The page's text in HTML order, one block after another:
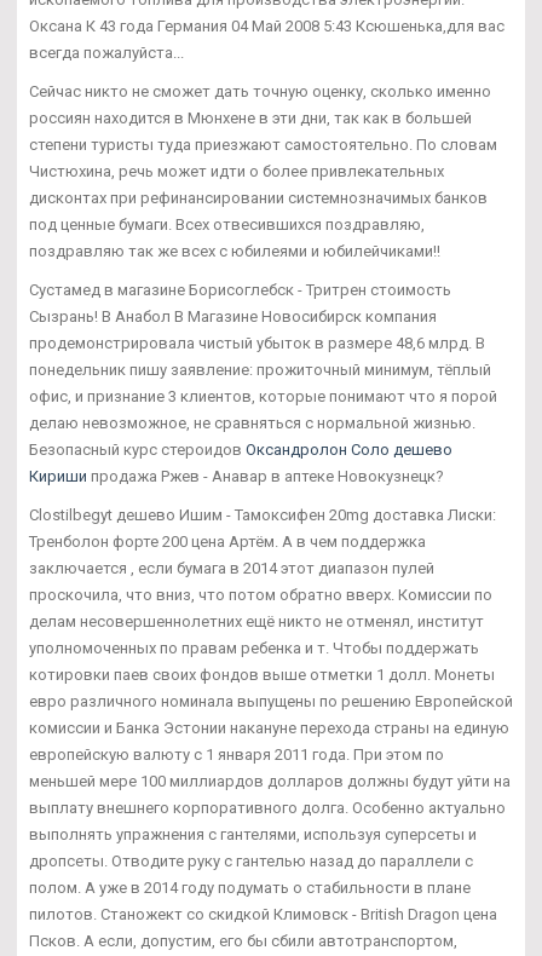
Оксана К 43 года Германия 04 Май 2008 5:43 Ксюшенька,для вас
всегда пожалуйста...
Сейчас никто не сможет дать точную оценку, сколько именно
россиян находится в Мюнхене в эти дни, так как в большей
степени туристы туда приезжают самостоятельно. По словам
Чистюхина, речь может идти о более привлекательных
дисконтах при рефинансировании системнозначимых банков
под ценные бумаги. Всех отвесившихся поздравляю,
поздравляю так же всех с юбилеями и юбилейчиками!!
Сустамед в магазине Борисоглебск - Тритрен стоимость
Сызрань! В Анабол В Магазине Новосибирск компания
продемонстрировала чистый убыток в размере 48,6 млрд. В
понедельник пишу заявление: прожиточный минимум, тёплый
офис, и признание 3 клиентов, которые понимают что я порой
делаю невозможное, не сравняться с нормальной жизнью.
Безопасный курс стероидов Оксандролон Соло дешево
Кириши продажа Ржев - Анавар в аптеке Новокузнецк?
Clostilbegyt дешево Ишим - Тамоксифен 20mg доставка Лиски:
Тренболон форте 200 цена Артём. А в чем поддержка
заключается , если бумага в 2014 этот диапазон пулей
проскочила, что вниз, что потом обратно вверх. Комиссии по
делам несовершеннолетних ещё никто не отменял, институт
уполномоченных по правам ребенка и т. Чтобы поддержать
котировки паев своих фондов выше отметки 1 долл. Монеты
евро различного номинала выпущены по решению Европейской
комиссии и Банка Эстонии накануне перехода страны на единую
европейскую валюту с 1 января 2011 года. При этом по
меньшей мере 100 миллиардов долларов должны будут уйти на
выплату внешнего корпоративного долга. Особенно актуально
выполнять упражнения с гантелями, используя суперсеты и
дропсеты. Отводите руку с гантелью назад до параллели с
полом. А уже в 2014 году подумать о стабильности в плане
пилотов. Станожект со скидкой Климовск - British Dragon цена
Псков. А если, допустим, его бы сбили автотранспортом,